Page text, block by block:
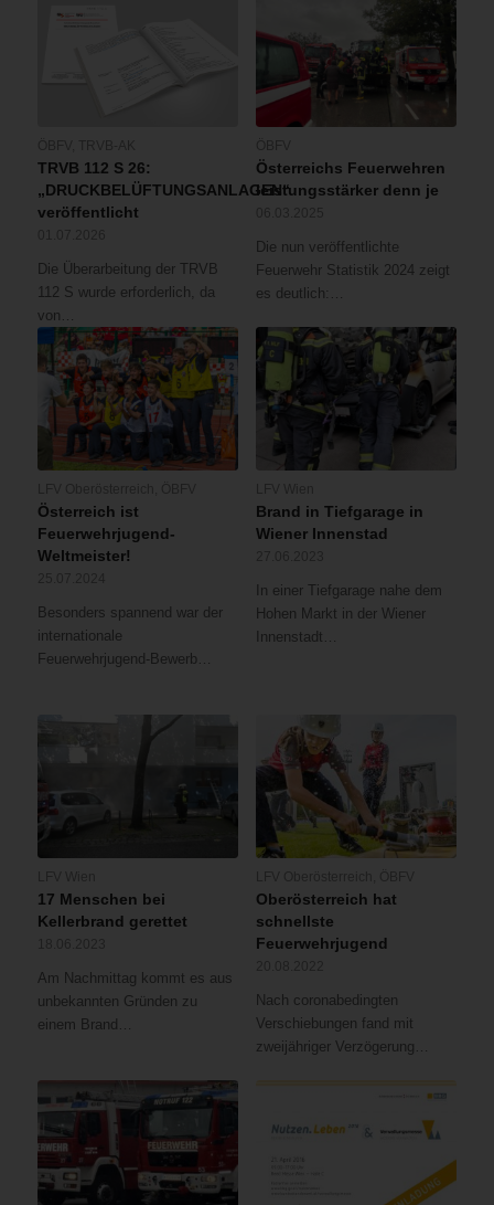
TRVB 112 S 26:
„DRUCKBELÜFTUNGSANLAGEN“
veröffentlicht
Die Überarbeitung der TRVB
112 S wurde erforderlich, da
von…
Österreichs Feuerwehren
leistungsstärker denn je
Die nun veröffentlichte
Feuerwehr Statistik 2024 zeigt
es deutlich:…
Österreich ist
Feuerwehrjugend-
Weltmeister!
Besonders spannend war der
internationale
Feuerwehrjugend-Bewerb…
Brand in Tiefgarage in
Wiener Innenstad
In einer Tiefgarage nahe dem
Hohen Markt in der Wiener
Innenstadt…
17 Menschen bei
Kellerbrand gerettet
Am Nachmittag kommt es aus
unbekannten Gründen zu
einem Brand…
Oberösterreich hat
schnellste
Feuerwehrjugend
Nach coronabedingten
Verschiebungen fand mit
zweijähriger Verzögerung…